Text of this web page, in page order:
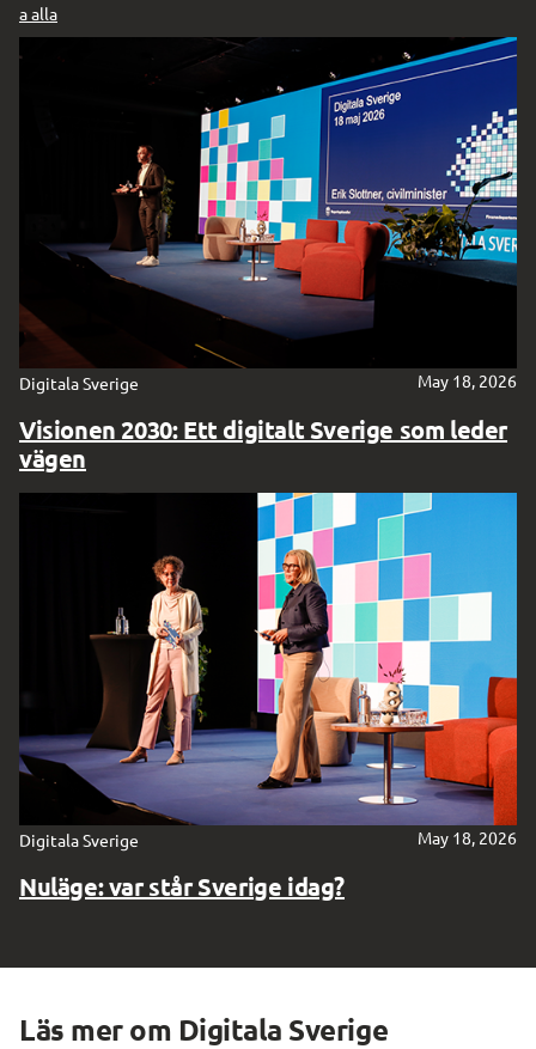
a alla
Sveriges digitaliseringsstrategi
Digitala Sverige May 18, 2026
Visionen 2030: Ett digitalt Sverige som leder
vägen
Sveriges digitaliseringsstrategi
Digitala Sverige May 18, 2026
Nuläge: var står Sverige idag?
Läs mer om Digitala Sverige